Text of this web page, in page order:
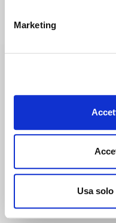
Marketing
Usa